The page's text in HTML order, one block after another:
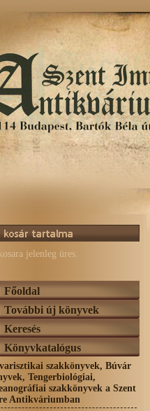
jelenleg üres.
Főoldal
További új könyvek
Keresés
Könyvkatalógus
szakkönyvek, Búvár
Tengerbiológiai,
szakkönyvek a Szent
Antikváriumban